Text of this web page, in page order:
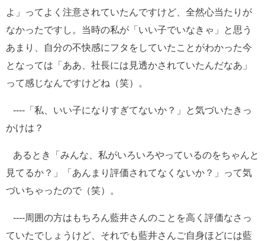
よ」ってよく注意されていたんですけど、全然心当たりが
なかったですし。当時の私が「いい子でいなきゃ」と思う
あまり、自分の不快感にフタをしていたことがわかった今
となっては「ああ、社長には見透かされていたんだなあ」
って感じなんですけどね（笑）。
----「私、いい子になりすぎてないか？」と気づいたきっ
かけは？
あるとき「みんな、私がいろいろやっているのをちゃんと
見てるか？」「あんまり評価されてなくないか？」って気
づいちゃったので（笑）。
----周囲の方はもちろん藍井さんのことを高く評価なさっ
ていたでしょうけど、それでも藍井さんご自身ほどには藍